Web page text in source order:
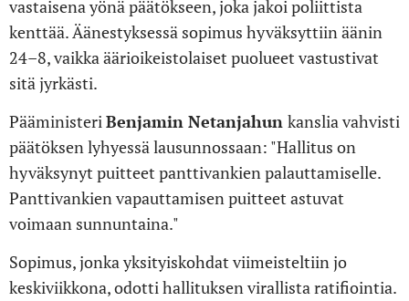
vastaisena yönä päätökseen, joka jakoi poliittista
kenttää. Äänestyksessä sopimus hyväksyttiin äänin
24–8, vaikka äärioikeistolaiset puolueet vastustivat
sitä jyrkästi.
PääministeriBenjamin Netanjahun kanslia vahvisti
päätöksen lyhyessä lausunnossaan: "Hallitus on
hyväksynyt puitteet panttivankien palauttamiselle.
Panttivankien vapauttamisen puitteet astuvat
voimaan sunnuntaina."
Sopimus, jonka yksityiskohdat viimeisteltiin jo
keskiviikkona, odotti hallituksen virallista ratifiointia.